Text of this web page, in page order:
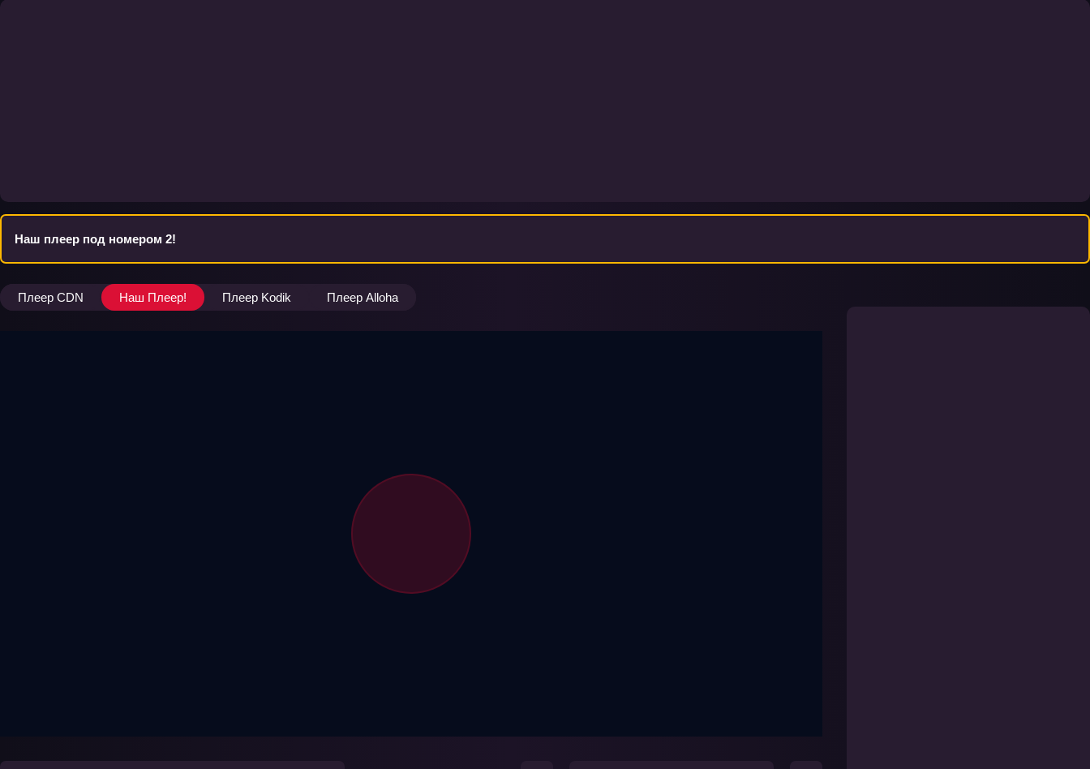
Наш плеер под номером 2!
Плеер CDN Наш Плеер! Плеер Kodik Плеер Alloha